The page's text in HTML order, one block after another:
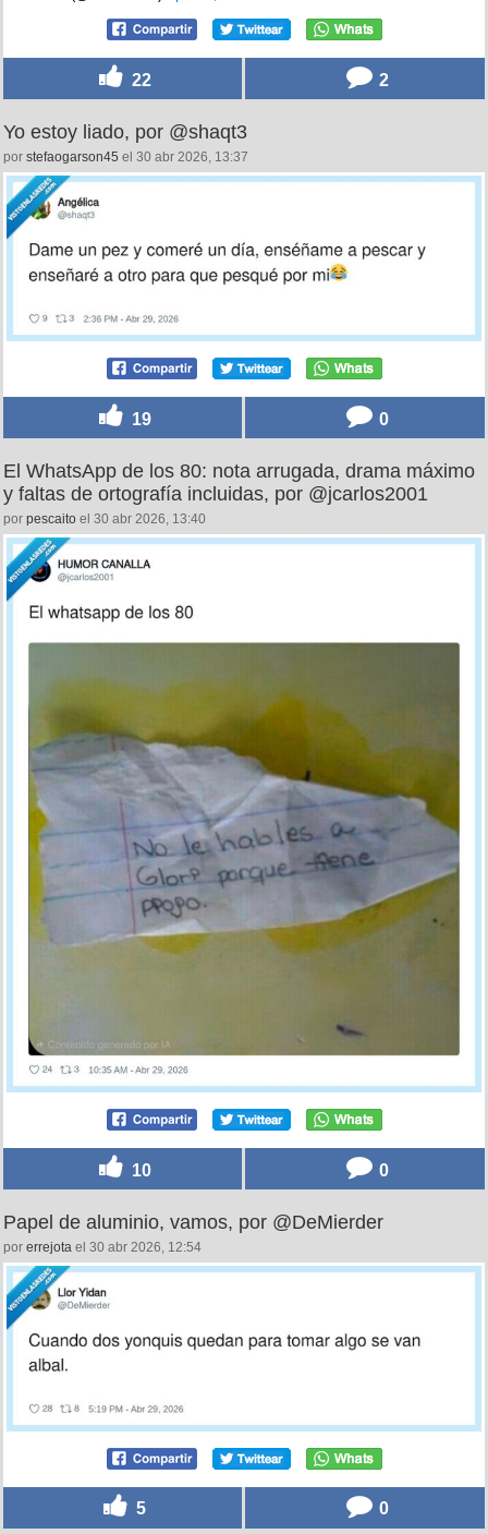
Y dijo el bicho lo adopto igual y lo alimento kjj
pic.twitter.com/11dEKw469l
— ElBuni (@therealbuni)
22
Yo estoy liado, por @shaqt3
por
19 0
El WhatsApp de los 80: nota arrugada, drama máximo
y faltas de ortografía incluidas, por @jcarlos2001
por
10
Papel de aluminio, vamos, por @DeMierder
por